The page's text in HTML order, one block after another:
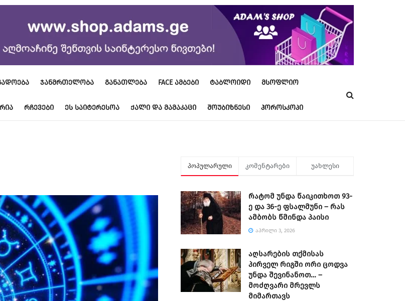
ᲯᲐᲜᲛᲠᲗᲔᲚᲝᲑᲐ ᲒᲐᲜᲐᲗᲚᲔᲑᲐ FACE ᲐᲛᲑᲔᲑᲘ ᲢᲐᲑᲚᲝᲘᲓᲘ ᲛᲡᲝᲤᲚᲘᲝ
ᲠᲩᲔᲕᲔᲑᲘ ᲔᲡ ᲡᲐᲘᲢᲔᲠᲔᲡᲝᲐ ᲥᲐᲚᲘ ᲓᲐ ᲛᲐᲛᲐᲙᲐᲪᲘ ᲨᲝᲣᲑᲘᲖᲜᲔᲡᲘ ᲰᲝᲠᲝᲡᲙᲝᲞᲘ
პოპულარული კომენტარები უახლესი
რატომ უნდა წაიკითხოთ 93-
ე და 36-ე ფსალმუნი – რას
ამბობს წმინდა პაისი
ᲐᲞᲠᲘᲚᲘ 3, 2026
აღსარების თქმისას
პირველ რიგში ორი ცოდვა
უნდა შევინანოთ… –
მოძღვარი მრევლს
მიმართავს